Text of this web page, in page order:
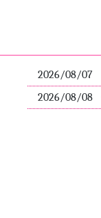
2026/08/07
2026/08/08